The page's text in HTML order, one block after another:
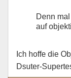
Denn
auf
Ich hoffe die
Dsuter-